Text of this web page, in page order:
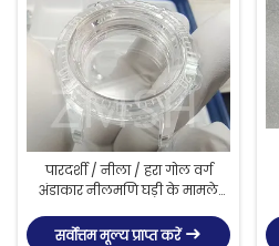
पारदर्शी / नीला / हरा गोल वर्ग
अंडाकार नीलमणि घड़ी के मामले
प्रतिरोधक
सर्वोत्तम मूल्य प्राप्त करें